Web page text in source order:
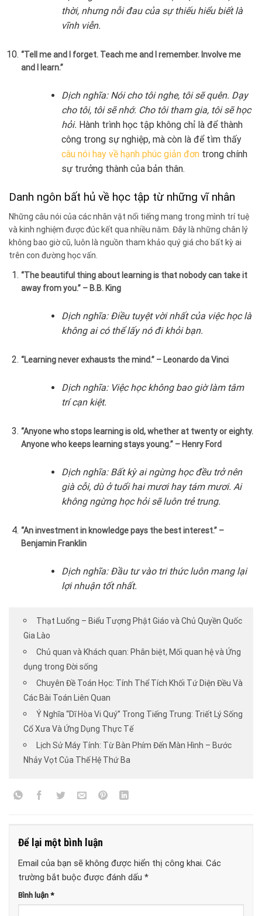
thời, nhưng nỗi đau của sự thiếu hiểu biết là
vĩnh viễn.
“Tell me and I forget. Teach me and I remember. Involve me
and I learn.”
Dịch nghĩa: Nói cho tôi nghe, tôi sẽ quên. Dạy
cho tôi, tôi sẽ nhớ. Cho tôi tham gia, tôi sẽ học
hỏi. Hành trình học tập không chỉ là để thành
công trong sự nghiệp, mà còn là để tìm thấy
câu nói hay về hạnh phúc giản đơntrong chính
sự trưởng thành của bản thân.
Danh ngôn bất hủ về học tập từ những vĩ nhân
Những câu nói của các nhân vật nổi tiếng mang trong mình trí tuệ
và kinh nghiệm được đúc kết qua nhiều năm. Đây là những chân lý
không bao giờ cũ, luôn là nguồn tham khảo quý giá cho bất kỳ ai
trên con đường học vấn.
“The beautiful thing about learning is that nobody can take it
away from you.” – B.B. King
Dịch nghĩa: Điều tuyệt vời nhất của việc học là
không ai có thể lấy nó đi khỏi bạn.
“Learning never exhausts the mind.” – Leonardo da Vinci
Dịch nghĩa: Việc học không bao giờ làm tâm
trí cạn kiệt.
“Anyone who stops learning is old, whether at twenty or eighty.
Anyone who keeps learning stays young.” – Henry Ford
Dịch nghĩa: Bất kỳ ai ngừng học đều trở nên
già cỗi, dù ở tuổi hai mươi hay tám mươi. Ai
không ngừng học hỏi sẽ luôn trẻ trung.
“An investment in knowledge pays the best interest.” –
Benjamin Franklin
Dịch nghĩa: Đầu tư vào tri thức luôn mang lại
lợi nhuận tốt nhất.
Thạt Luổng – Biểu Tượng Phật Giáo và Chủ Quyền Quốc
Gia Lào
Chủ quan và Khách quan: Phân biệt, Mối quan hệ và Ứng
dụng trong Đời sống
Chuyên Đề Toán Học: Tính Thể Tích Khối Tứ Diện Đều Và
Các Bài Toán Liên Quan
Ý Nghĩa “Dĩ Hòa Vi Quý” Trong Tiếng Trung: Triết Lý Sống
Cổ Xưa Và Ứng Dụng Thực Tế
Lịch Sử Máy Tính: Từ Bàn Phím Đến Màn Hình – Bước
Nhảy Vọt Của Thế Hệ Thứ Ba
Để lại một bình luận
Email của bạn sẽ không được hiển thị công khai. Các
trường bắt buộc được đánh dấu *
Bình luận*